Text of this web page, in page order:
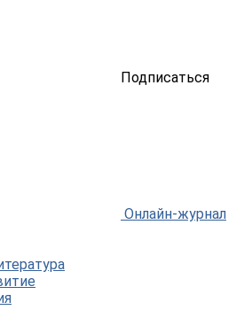
Подписаться
Онлайн-журнал